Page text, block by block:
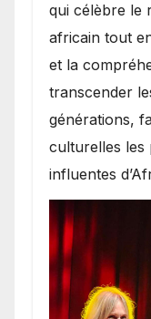
qui célèbre le
africain tout
et la
transcender
générations,
culturelles les
influentes